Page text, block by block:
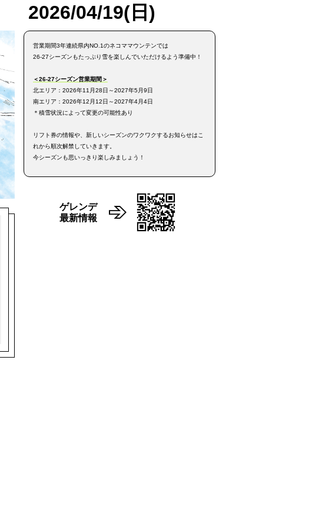
2026/04/19(日)
営業期間3年連続県内NO.1のネコママウンテンでは
26-27シーズンもたっぷり雪を楽しんでいただけるよう準備中！
＜26-27シーズン営業期間＞
北エリア：2026年11月28日～2027年5月9日
南エリア：2026年12月12日～2027年4月4日
＊積雪状況によって変更の可能性あり
リフト券の情報や、新しいシーズンのワクワクするお知らせはこ
れから順次解禁していきます。
今シーズンも思いっきり楽しみましょう！
ゲレンデ
最新情報